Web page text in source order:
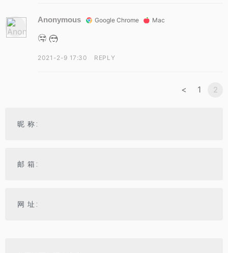
Anonymous Google Chrome Mac
2021-2-9 17:30 REPLY
< 1 2